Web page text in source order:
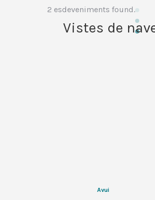
2 esdeveniments found.
Vistes de
Avui